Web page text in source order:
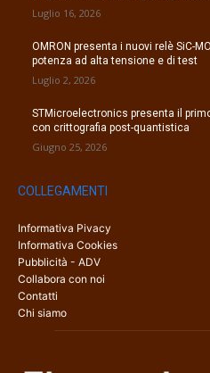
Luglio 16, 2026
OMRON presenta i nuovi relè SiC-
potenza ad alta tensione e di test
Luglio 2, 2026
STMicroelectronics presenta il
con crittografia post-quantistica
Giugno 25, 2026
COLLEGAMENTI
Informativa Pivacy
Informativa Cookies
Pubblicità - ADV
Collabora con noi
Contatti
Chi siamo